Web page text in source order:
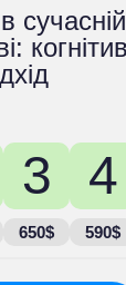
сучасній
3
650$
4
590$